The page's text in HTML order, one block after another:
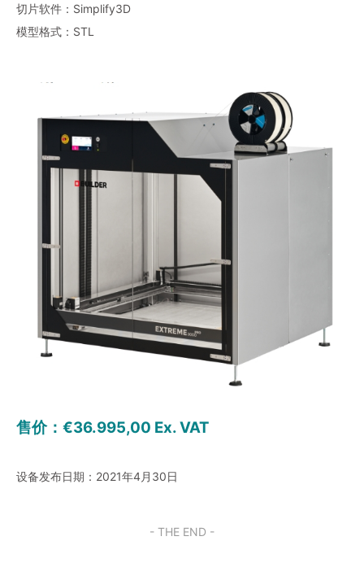
切片软件：Simplify3D
模型格式：STL
售价：€36.995,00 Ex. VAT
设备发布日期：2021年4月30日
- THE END -